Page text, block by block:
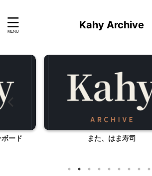
Kahy Archive
ード また、はま寿司